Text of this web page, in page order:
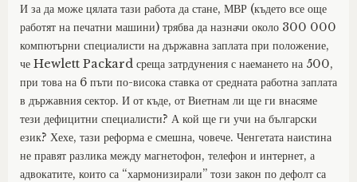
И за да може цялата тази работа да стане, МВР (където все още
работят на печатни машини) трябва да назначи около 300 000
компютърни специалисти на държавна заплата при положение,
че Hewlett Packard среща затрдунения с наемането на 500,
при това на 6 пъти по-висока ставка от средната работна заплата
в държавния сектор. И от къде, от Виетнам ли ще ги внасяме
тези дефицитни специалисти? А кой ще ги учи на български
език? Хехе, тази реформа е смешна, човече. Ченгетата наистина
не правят разлика между магнетофон, телефон и интернет, а
адвокатите, които са “хармонизирали” този закон по дефолт са